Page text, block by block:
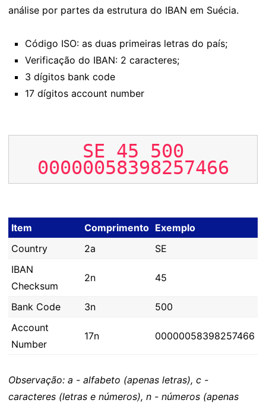
análise por partes da estrutura do IBAN em Suécia.
Código ISO: as duas primeiras letras do país;
Verificação do IBAN: 2 caracteres;
3 dígitos bank code
17 dígitos account number
SE 45 500
00000058398257466
Item Comprimento Exemplo
Country
2a
SE
IBAN
Checksum
2n 45
Bank Code 3n
500
Account
Number
17n 00000058398257466
Observação: a - alfabeto (apenas letras), c -
caracteres (letras e números), n - números (apenas